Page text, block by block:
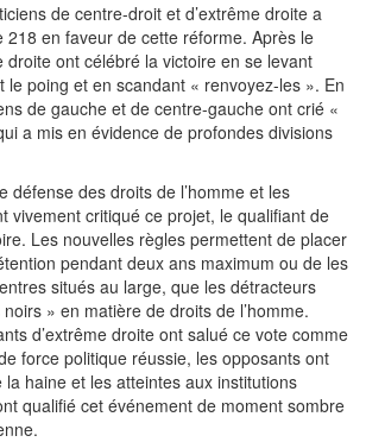
de centre-droit et d’extrême droite a
218 en faveur de cette réforme. Après le
droite ont célébré la victoire en se levant
le poing et en scandant « renvoyez-les ». En
de gauche et de centre-gauche ont crié «
a mis en évidence de profondes divisions
défense des droits de l’homme et les
vivement critiqué ce projet, le qualifiant de
Les nouvelles règles permettent de placer
pendant deux ans maximum ou de les
situés au large, que les détracteurs
» en matière de droits de l’homme.
d’extrême droite ont salué ce vote comme
force politique réussie, les opposants ont
haine et les atteintes aux institutions
qualifié cet événement de moment sombre